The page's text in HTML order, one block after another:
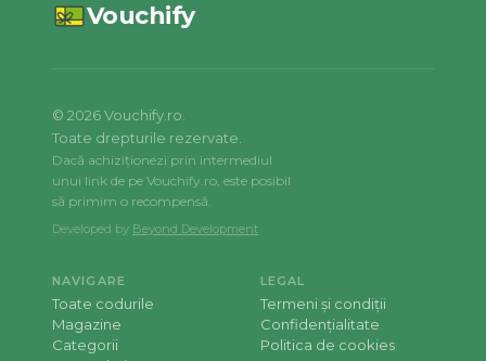
Vouchify
© 2026Vouchify.ro.
Toate drepturile rezervate.
Dacă achiziționezi prin intermediul
unui link de pe Vouchify.ro, este posibil
să primim o recompensă.
Developed by Beyond Development
NAVIGARE
Toate codurile
Magazine
Categorii
LEGAL
Termeni și condiții
Confidențialitate
Politica de cookies